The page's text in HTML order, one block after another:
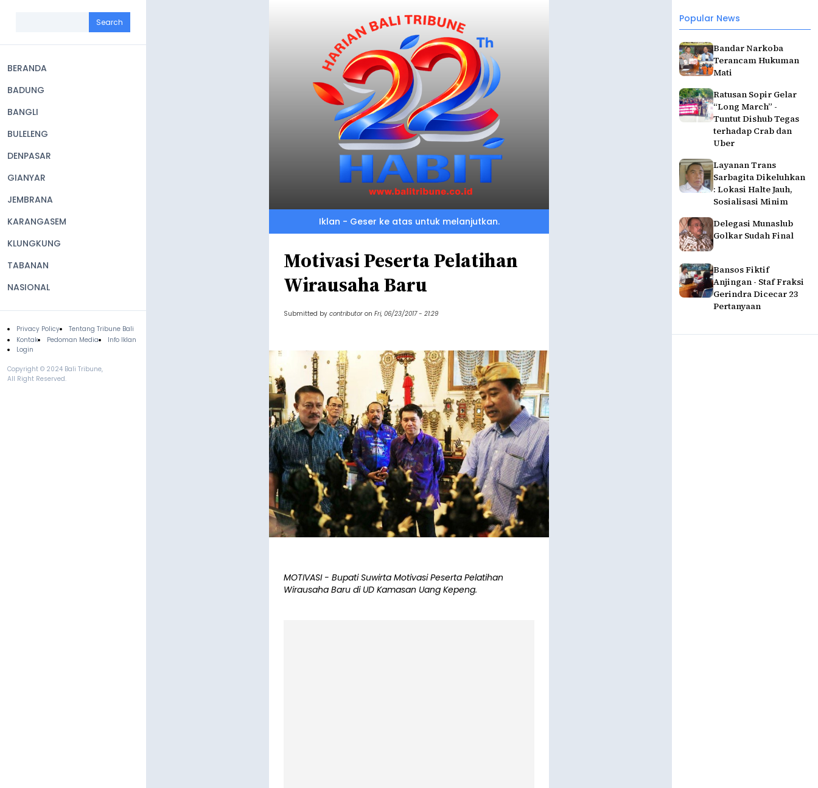
navigation
BERANDA
BADUNG
BANGLI
BULELENG
DENPASAR
GIANYAR
JEMBRANA
KARANGASEM
KLUNGKUNG
TABANAN
NASIONAL
Footer
Privacy Policy
Tentang Tribune Bali
Kontak
Pedoman Media
Info Iklan
Login
Copyright © 2024 Bali Tribune,
All Right Reserved.
Popular News
Bandar Narkoba
Terancam Hukuman
Mati
Ratusan Sopir Gelar
“Long March” -
Tuntut Dishub Tegas
terhadap Crab dan
Uber
Layanan Trans
Sarbagita Dikeluhkan
: Lokasi Halte Jauh,
Sosialisasi Minim
Delegasi Munaslub
Golkar Sudah Final
Bansos Fiktif
Anjingan - Staf Fraksi
Gerindra Dicecar 23
Pertanyaan
Iklan - Geser ke atas untuk melanjutkan.
Motivasi Peserta Pelatihan
Wirausaha Baru
Submitted by contributor on Fri, 06/23/2017 - 21:29
MOTIVASI - Bupati Suwirta Motivasi Peserta Pelatihan
Wirausaha Baru di UD Kamasan Uang Kepeng.